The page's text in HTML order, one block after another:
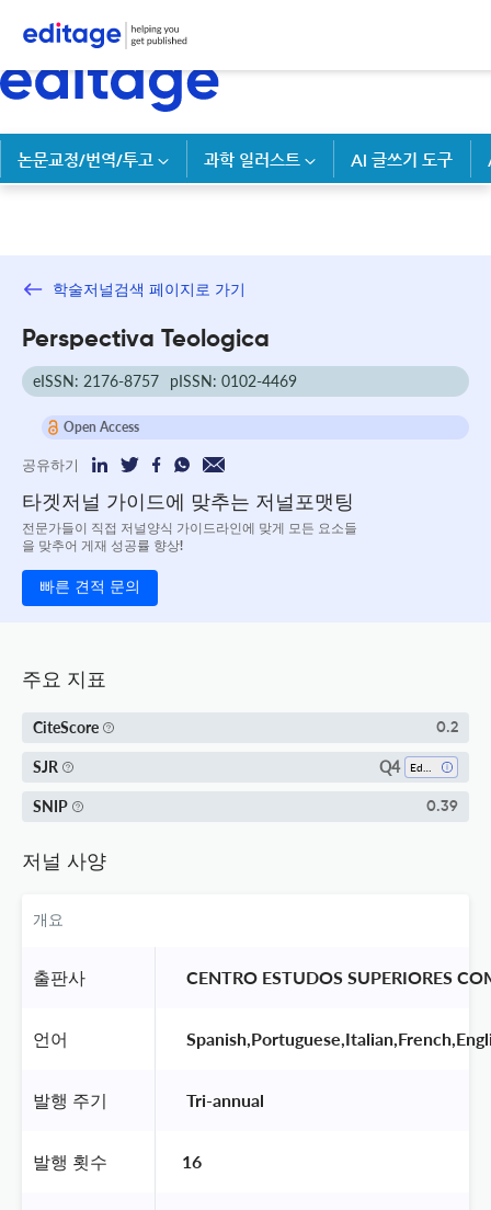
논문교정/번역/투고 과학 일러스트 AI 글쓰기 도구
학술저널검색 페이지로 가기
Perspectiva Teologica
eISSN: 2176-8757 pISSN: 0102-4469
Open Access
공유하기
타겟저널 가이드에 맞추는 저널포맷팅
전문가들이 직접 저널양식 가이드라인에 맞게 모든 요소들
을 맞추어 게재 성공률 향상!
빠른 견적 문의
주요 지표
CiteScore 0.2
SJR Q4
SNIP 0.39
저널 사양
개요
출판사 CENTRO ESTUDOS SUPERIORES
언어
발행 주기 Tri-annual
발행 횟수 16